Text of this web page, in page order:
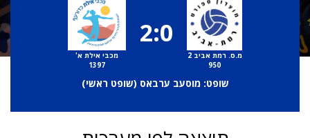
מ.ס. רמת אביב 2
950
2:0
מכבי אילת א'
1397
שופט: מוסעב ערבאס (שופט ראשי)